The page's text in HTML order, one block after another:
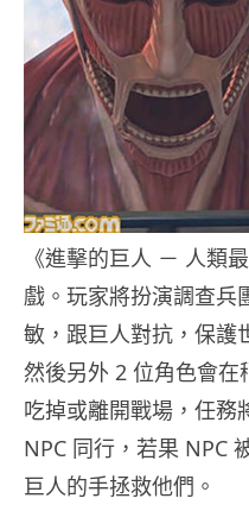
《進擊的巨人 － 人類
戲。玩家將扮演調查兵
敏，跟巨人對抗，保護
然後另外 2 位角色會在
吃掉或離開戰場，任務
NPC 同行，若果 NPC
巨人的手拯救他們。